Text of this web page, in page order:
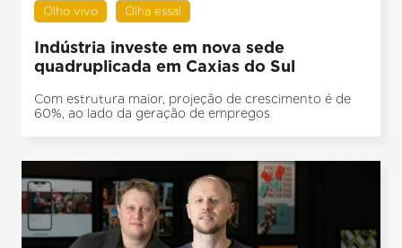
Olho vivo Olha essa!
Indústria investe em nova sede
quadruplicada em Caxias do Sul
Com estrutura maior, projeção de crescimento é de
60%, ao lado da geração de empregos